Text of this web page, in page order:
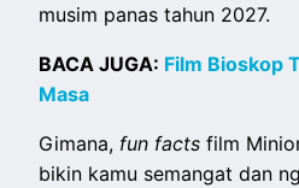
musim panas tahun 2027.
BACA JUGA: Film Bioskop
Masa
Gimana, fun factsfilm
bikin kamu semangat dan